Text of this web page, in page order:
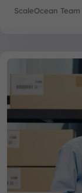
ScaleOcean Team